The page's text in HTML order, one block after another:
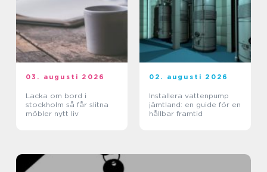
03. augusti 2026
Lacka om bord i
stockholm så får slitna
möbler nytt liv
02. augusti 2026
Installera vattenpump
jämtland: en guide för en
hållbar framtid